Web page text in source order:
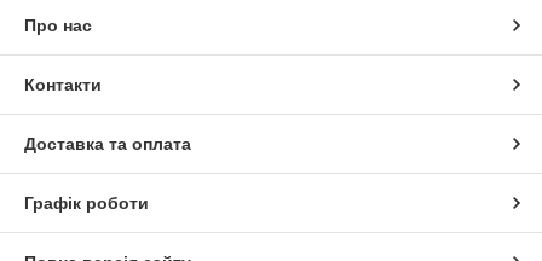
Про нас
Контакти
Доставка та оплата
Графік роботи